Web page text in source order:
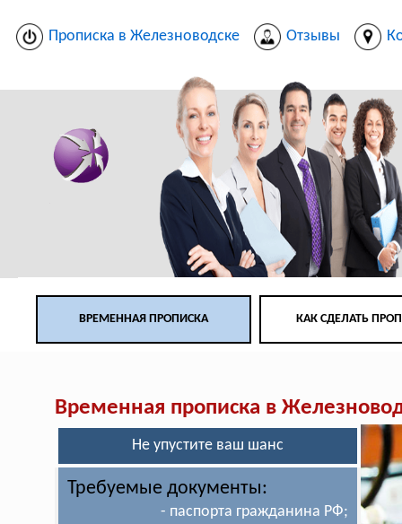
Прописка в Железноводске Отзывы
ВРЕМЕННАЯ ПРОПИСКА КАК СДЕЛАТЬ
Временная прописка в
Не упустите ваш шанс
Требуемые документы:
- паспорта гражданина РФ;